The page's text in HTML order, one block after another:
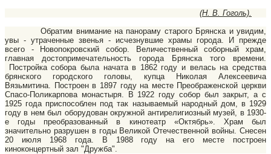
(Н. В. Гоголь).
Обратим внимание на панораму старого Брянска и увидим,
увы - утраченные звенья - исчезнувшие храмы горо­да. И прежде
всего - Новопокровский собор. Величественный соборный храм,
главная достопримечательность города Брянска того времени.
Постройка собора была начата в 1862 году и велась на средства
брянского городского головы, купца Николая Алексеевича
Вязьмитина. Построен в 1897 году на месте Преображенской церкви
Спасо-Поликарпова монастыря. В 1922 году собор был закрыт, а с
1925 года приспособлен под так называемый народный дом, в 1929
году в нем был оборудован окружной антирелигиозный музей, в 1930-
е годы преобразованный в кинотеатр «Октябрь». Храм был
значительно разрушен в годы Великой Отечественной войны. Снесен
20 июля 1968 года. В 1988 году на его месте построен
киноконцертный зал "Дружба".